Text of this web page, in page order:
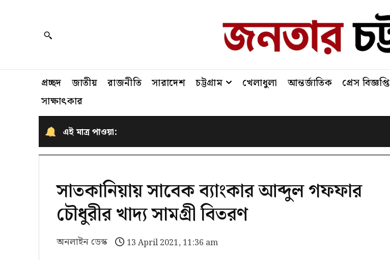
প্রচ্ছদ জাতীয় রাজনীতি সারাদেশ চট্টগ্রাম খেলাধুলা আন্তর্জাতিক প্রেস বিজ্ঞপ্তি
সাক্ষাৎকার
এই মাত্র পাওয়া:
সাতকানিয়ায় সাবেক ব্যাংকার আব্দুল গফফার
চৌধুরীর খাদ্য সামগ্রী বিতরণ
অনলাইন ডেস্ক 13 April 2021, 11:36 am